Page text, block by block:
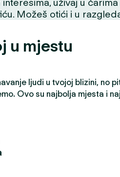
uživaj u
Možeš otići i u
u mjestu
ljudi u tvojoj blizini, no
Ovo su najbolja mjesta i